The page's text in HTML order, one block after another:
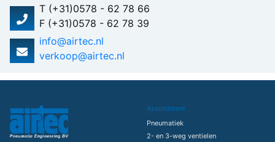
T (+31)0578 - 62 78 66
F (+31)0578 - 62 78 39
info@airtec.nl
verkoop@airtec.nl
Assortiment
Pneumatiek
2- en 3-weg ventielen